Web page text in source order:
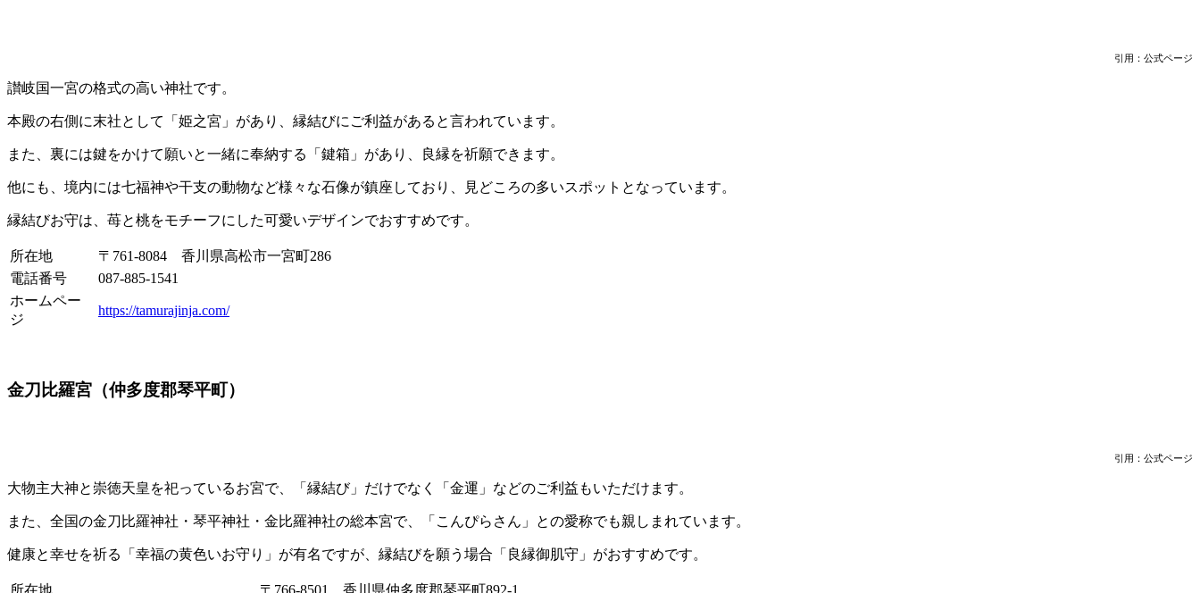
引用：公式ページ
讃岐国一宮の格式の高い神社です。
本殿の右側に末社として「姫之宮」があり、縁結びにご利益があると言われています。
また、裏には鍵をかけて願いと一緒に奉納する「鍵箱」があり、良縁を祈願できます。
他にも、境内には七福神や干支の動物など様々な石像が鎮座しており、見どころの多いスポットとなっています。
縁結びお守は、苺と桃をモチーフにした可愛いデザインでおすすめです。
所在地
〒761-8084 香川県高松市一宮町286
電話番号
087-885-1541
ホームペー
ジ
https://tamurajinja.com/
金刀比羅宮（仲多度郡琴平町）
引用：公式ページ
大物主大神と崇徳天皇を祀っているお宮で、「縁結び」だけでなく「金運」などのご利益もいただけます。
また、全国の金刀比羅神社・琴平神社・金比羅神社の総本宮で、「こんぴらさん」との愛称でも親しまれています。
健康と幸せを祈る「幸福の黄色いお守り」が有名ですが、縁結びを願う場合「良縁御肌守」がおすすめです。